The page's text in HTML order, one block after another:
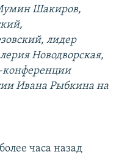
Шакиров,
лидер
Новодворская,
конференции
Ивана Рыбкина на
часа назад